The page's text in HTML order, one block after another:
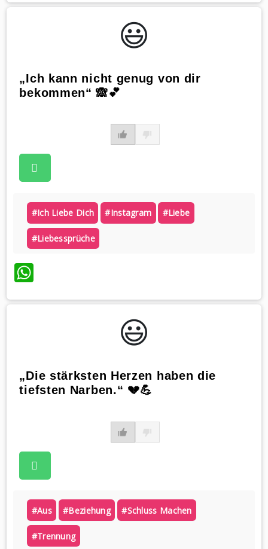
😃️
„Ich kann nicht genug von dir
bekommen“ 🙈💕
#ich Liebe Dich #instagram #liebe
#liebessprüche
WhatsApp
😃️
„Die stärksten Herzen haben die
tiefsten Narben.“ 💔💪
#aus #beziehung #schluss Machen
#trennung